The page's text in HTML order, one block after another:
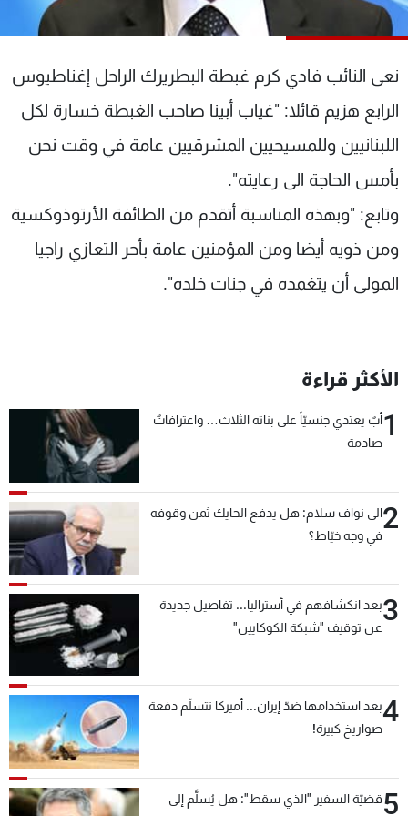
نعى النائب فادي كرم غبطة البطريرك الراحل إغناطيوس
الرابع هزيم قائلا: "غياب أبينا صاحب الغبطة خسارة لكل
اللبنانيين وللمسيحيين المشرقيين عامة في وقت نحن
بأمس الحاجة الى رعايته".
وتابع: "وبهذه المناسبة أتقدم من الطائفة الأرتوذوكسية
ومن ذويه أيضا ومن المؤمنين عامة بأحر التعازي راجيا
المولى أن يتغمده في جنات خلده".
الأكثر قراءة
1أبٌ يعتدي جنسيّاً على بناته الثلاث… واعترافاتٌ
صادمة
2الى نواف سلام: هل يدفع الحايك ثمن وقوفه
في وجه خيّاط؟
3بعد انكشافهم في أستراليا... تفاصيل جديدة
عن توقيف "شبكة الكوكايين"
4بعد استخدامها ضدّ إيران... أميركا تتسلّم دفعة
صواريخ كبيرة!
5قضيّة السفير "الذي سقط": هل يُسلَّم إلى
شاهد البرامج
الترددات
عن MTV
الإنـتـاج
لاعلاناتكم
وظائف
تواصل معنا
شروط الإسـتخدام